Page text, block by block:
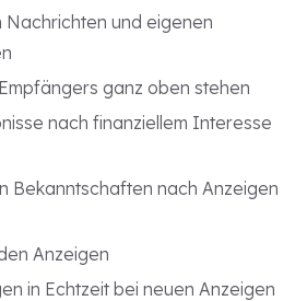
Nachrichten und eigenen
ganz oben stehen
nach finanziellem Interesse
Bekanntschaften nach Anzeigen
Anzeigen
in Echtzeit bei neuen Anzeigen